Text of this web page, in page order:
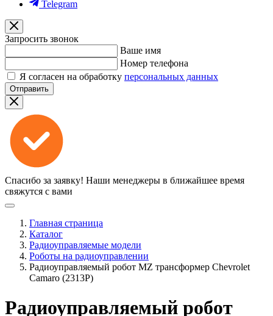
Telegram
Запросить звонок
Ваше имя
Номер телефона
Я согласен на обработку персональных данных
Отправить
Спасибо за заявку! Наши менеджеры в ближайшее время
свяжутся с вами
Главная страница
Каталог
Радиоуправляемые модели
Роботы на радиоуправлении
Радиоуправляемый робот MZ трансформер Chevrolet
Camaro (2313P)
Радиоуправляемый робот